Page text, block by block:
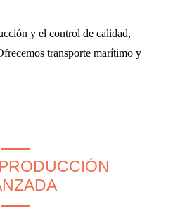
y el control de calidad,
transporte marítimo y